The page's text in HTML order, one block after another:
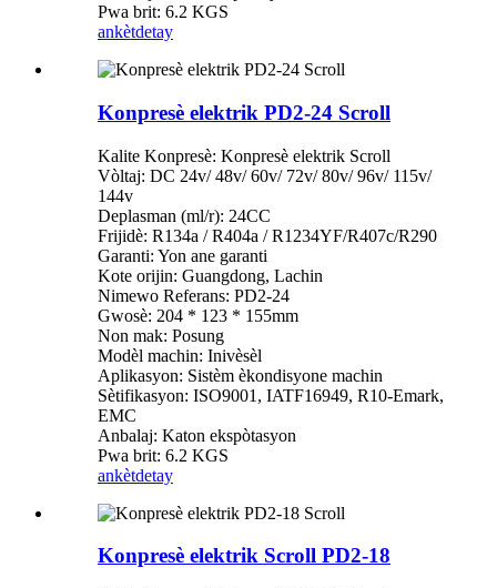
Pwa brit: 6.2 KGS
ankètdetay
Konpresè elektrik PD2-24 Scroll
Kalite Konpresè: Konpresè elektrik Scroll
Vòltaj: DC 24v/ 48v/ 60v/ 72v/ 80v/ 96v/ 115v/
144v
Deplasman (ml/r): 24CC
Frijidè: R134a / R404a / R1234YF/R407c/R290
Garanti: Yon ane garanti
Kote orijin: Guangdong, Lachin
Nimewo Referans: PD2-24
Gwosè: 204 * 123 * 155mm
Non mak: Posung
Modèl machin: Inivèsèl
Aplikasyon: Sistèm èkondisyone machin
Sètifikasyon: ISO9001, IATF16949, R10-Emark,
EMC
Anbalaj: Katon ekspòtasyon
Pwa brit: 6.2 KGS
ankètdetay
Konpresè elektrik Scroll PD2-18